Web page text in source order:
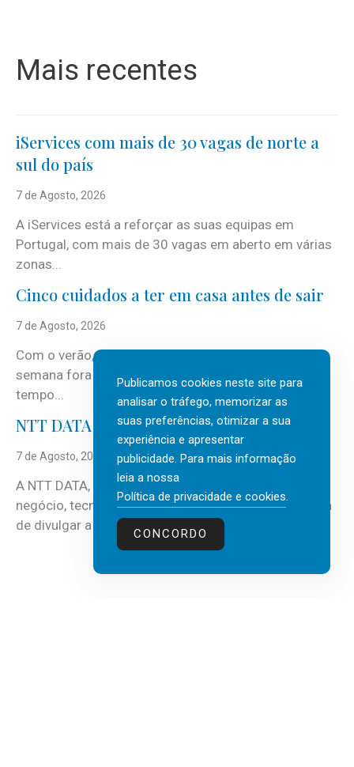
Mais recentes
iServices com mais de 30 vagas de norte a
sul do país
7 de Agosto, 2026
A iServices está a reforçar as suas equipas em
Portugal, com mais de 30 vagas em aberto em várias
zonas...
Cinco cuidados a ter em casa antes de sair
7 de Agosto, 2026
Com o verão, chegam também as férias, os fins-de-
semana fora e os dias em que a casa fica mais
tempo...
NTT DATA Insurtech Global Outlook 2026
7 de Agosto, 2026
A NTT DATA, consultora global em serviços de
negócio, tecnologia e inteligência artificial (IA), acaba
de divulgar a mais recente...
Publicamos cookies neste site para
analisar o tráfego, memorizar as
suas preferências, otimizar a sua
experiência e apresentar
publicidade. Para mais informação
leia a nossa
Política de privacidade e cookies.
CONCORDO